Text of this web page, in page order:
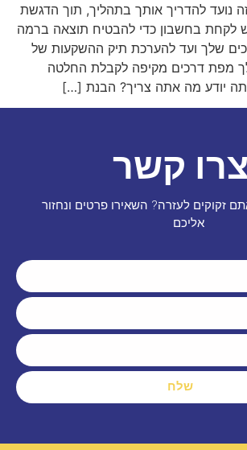
נועד להדריך אותך בתהליך, תוך הדגשת
לקחת בחשבון כדי להבטיח תוצאה ברמה
שלך ועד להערכת תיק ההשקעות של
מפת דרכים מקיפה לקבלת החלטה
צרו קשר
זקוקים לעזרה? השאירו פרטים ונחזור
אליכם
שלח